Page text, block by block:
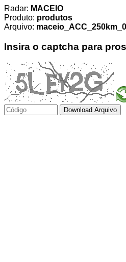
Radar: MACEIO
Produto: produtos
Arquivo:
Insira o captcha para